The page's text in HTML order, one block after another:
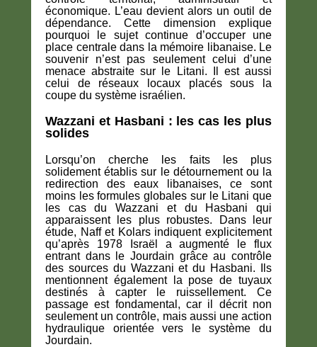
économique. L’eau devient alors un outil de
dépendance. Cette dimension explique
pourquoi le sujet continue d’occuper une
place centrale dans la mémoire libanaise. Le
souvenir n’est pas seulement celui d’une
menace abstraite sur le Litani. Il est aussi
celui de réseaux locaux placés sous la
coupe du système israélien.
Wazzani et Hasbani : les cas les plus
solides
Lorsqu’on cherche les faits les plus
solidement établis sur le détournement ou la
redirection des eaux libanaises, ce sont
moins les formules globales sur le Litani que
les cas du Wazzani et du Hasbani qui
apparaissent les plus robustes. Dans leur
étude, Naff et Kolars indiquent explicitement
qu’après 1978 Israël a augmenté le flux
entrant dans le Jourdain grâce au contrôle
des sources du Wazzani et du Hasbani. Ils
mentionnent également la pose de tuyaux
destinés à capter le ruissellement. Ce
passage est fondamental, car il décrit non
seulement un contrôle, mais aussi une action
hydraulique orientée vers le système du
Jourdain.